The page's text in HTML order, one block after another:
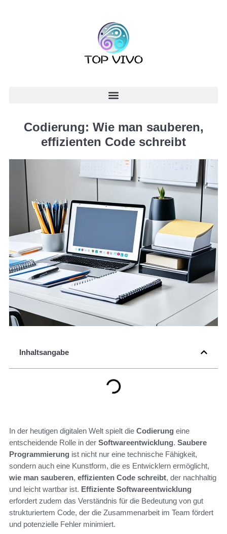
Codierung: Wie man sauberen,
effizienten Code schreibt
Inhaltsangabe
In der heutigen digitalen Welt spielt die Codierung eine
entscheidende Rolle in der Softwareentwicklung. Saubere
Programmierung ist nicht nur eine technische Fähigkeit,
sondern auch eine Kunstform, die es Entwicklern ermöglicht,
wie man sauberen, effizienten Code schreibt, der nachhaltig
und leicht wartbar ist. Effiziente Softwareentwicklung
erfordert zudem das Verständnis für die Bedeutung von gut
strukturiertem Code, der die Zusammenarbeit im Team fördert
und potenzielle Fehler minimiert.